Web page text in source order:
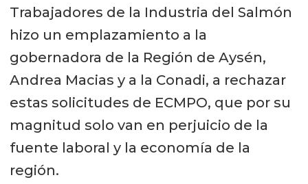
Trabajadores de la Industria del Salmón
hizo un emplazamiento a la
gobernadora de la Región de Aysén,
Andrea Macias y a la Conadi, a rechazar
estas solicitudes de ECMPO, que por su
magnitud solo van en perjuicio de la
fuente laboral y la economía de la
región.